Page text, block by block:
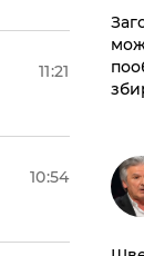
11:21
10:54